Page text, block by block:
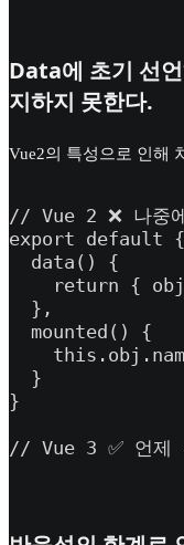
Data에 초기 선
지하지 못한다.
Vue2의 특성으로 인해
// Vue 2 ❌ 나중
export default {
  data() {
return {
  },
  mounted() {
  }
}
// Vue 3 ✅ 언제